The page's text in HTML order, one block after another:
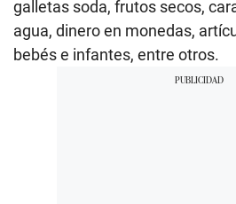
galletas soda, frutos secos,
agua, dinero en monedas,
bebés e infantes, entre otros.